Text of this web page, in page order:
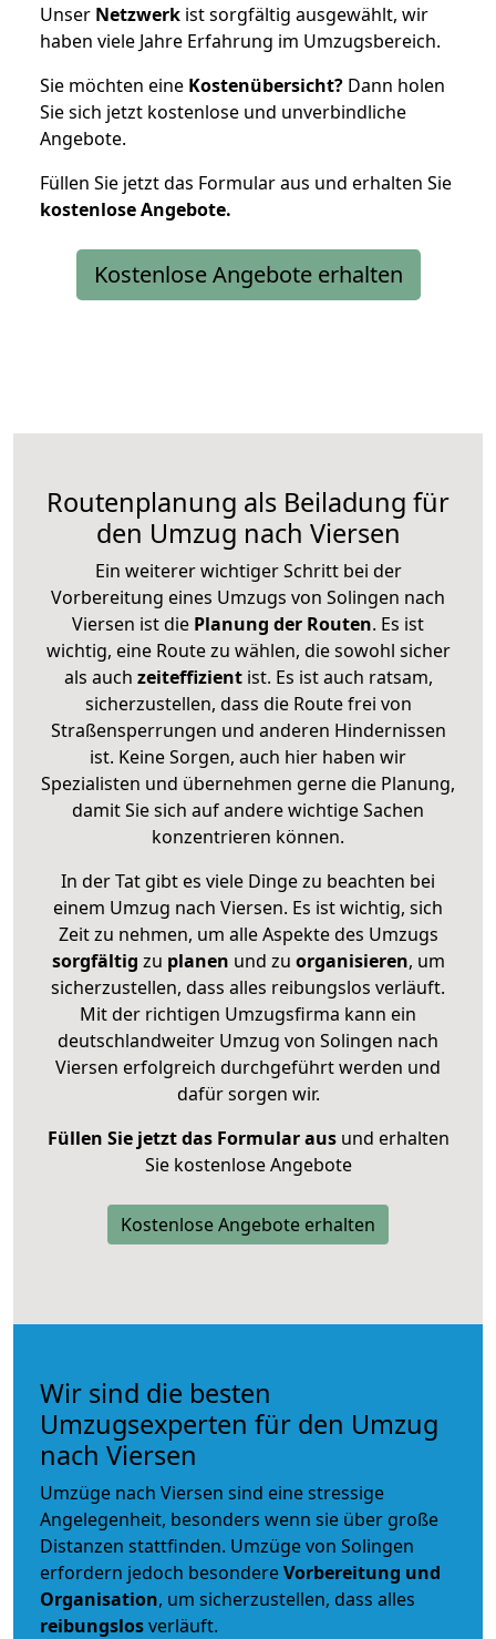
Unser Netzwerk ist sorgfältig ausgewählt, wir
haben viele Jahre Erfahrung im Umzugsbereich.
Sie möchten eine Kostenübersicht? Dann holen
Sie sich jetzt kostenlose und unverbindliche
Angebote.
Füllen Sie jetzt das Formular aus und erhalten Sie
kostenloseAngebote.
Kostenlose Angebote erhalten
Routenplanung als Beiladung für
den Umzug nach Viersen
Ein weiterer wichtiger Schritt bei der
Vorbereitung eines Umzugs von Solingen nach
Viersen ist die Planung der Routen. Es ist
wichtig, eine Route zu wählen, die sowohl sicher
als auch zeiteffizientist. Es ist auch ratsam,
sicherzustellen, dass die Route frei von
Straßensperrungen und anderen Hindernissen
ist. Keine Sorgen, auch hier haben wir
Spezialisten und übernehmen gerne die Planung,
damit Sie sich auf andere wichtige Sachen
konzentrieren können.
In der Tat gibt es viele Dinge zu beachten bei
einem Umzug nach Viersen. Es ist wichtig, sich
Zeit zu nehmen, um alle Aspekte des Umzugs
sorgfältig zu planen und zu organisieren, um
sicherzustellen, dass alles reibungslos verläuft.
Mit der richtigen Umzugsfirma kann ein
deutschlandweiter Umzug von Solingen nach
Viersen erfolgreich durchgeführt werden und
dafür sorgen wir.
Füllen Sie jetzt das Formular ausund erhalten
Sie kostenlose Angebote
Kostenlose Angebote erhalten
Wir sind die besten
Umzugsexperten für den Umzug
nach Viersen
Umzüge nach Viersen sind eine stressige
Angelegenheit, besonders wenn sie über große
Distanzen stattfinden. Umzüge von Solingen
erfordern jedoch besondereVorbereitung und
Organisation, um sicherzustellen, dass alles
reibungslosverläuft.